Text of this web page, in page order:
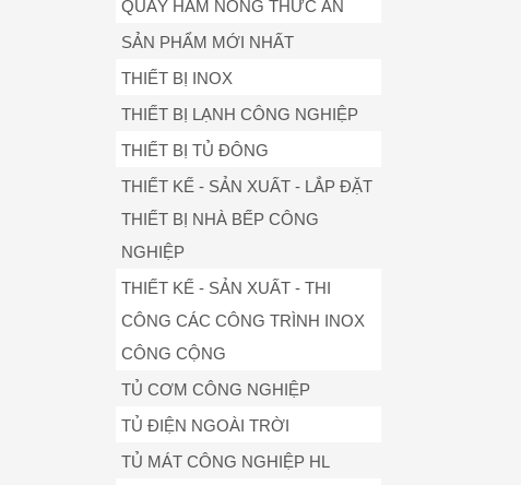
QUẦY HÂM NÓNG THỨC ĂN
SẢN PHẨM MỚI NHẤT
THIẾT BỊ INOX
THIẾT BỊ LẠNH CÔNG NGHIỆP
THIẾT BỊ TỦ ĐÔNG
THIẾT KẾ - SẢN XUẤT - LẮP ĐẶT
THIẾT BỊ NHÀ BẾP CÔNG
NGHIỆP
THIẾT KẾ - SẢN XUẤT - THI
CÔNG CÁC CÔNG TRÌNH INOX
CÔNG CỘNG
TỦ CƠM CÔNG NGHIỆP
TỦ ĐIỆN NGOÀI TRỜI
TỦ MÁT CÔNG NGHIỆP HL